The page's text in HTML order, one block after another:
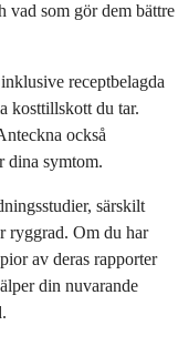
vad som gör dem bättre
receptbelagda
kosttillskott du tar.
också
dina symtom.
särskilt
ryggrad. Om du har
av deras rapporter
din nuvarande